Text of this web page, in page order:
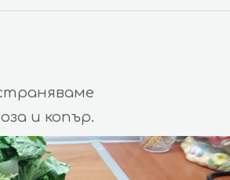
и копър.